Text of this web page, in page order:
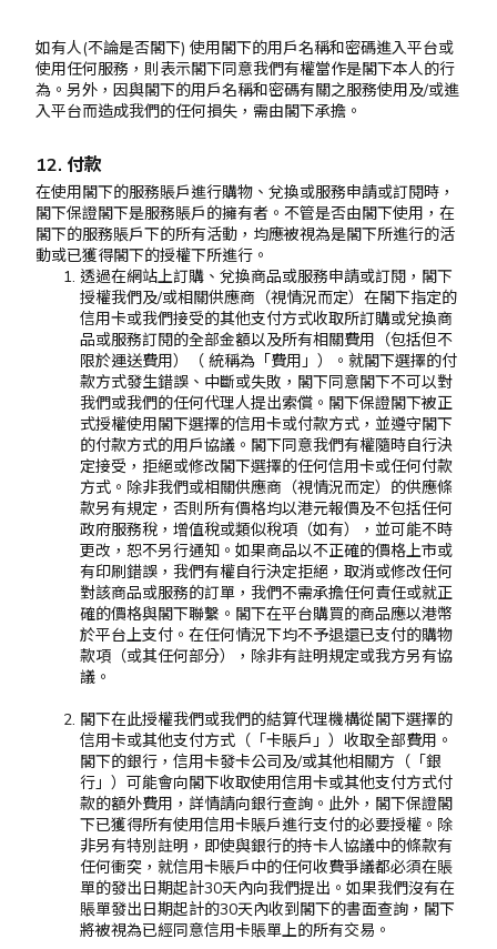
如有人(不論是否閣下) 使用閣下的用戶名稱和密碼進入平台或
使用任何服務，則表示閣下同意我們有權當作是閣下本人的行
為。另外，因與閣下的用戶名稱和密碼有關之服務使用及/或進
入平台而造成我們的任何損失，需由閣下承擔。
12. 付款
在使用閣下的服務賬戶進行購物、兌換或服務申請或訂閱時，
閣下保證閣下是服務賬戶的擁有者。不管是否由閣下使用，在
閣下的服務賬戶下的所有活動，均應被視為是閣下所進行的活
動或已獲得閣下的授權下所進行。
透過在網站上訂購、兌換商品或服務申請或訂閱，閣下
授權我們及/或相關供應商（視情況而定）在閣下指定的
信用卡或我們接受的其他支付方式收取所訂購或兌換商
品或服務訂閱的全部金額以及所有相關費用（包括但不
限於運送費用）（ 統稱為「費用」）。就閣下選擇的付
款方式發生錯誤、中斷或失敗，閣下同意閣下不可以對
我們或我們的任何代理人提出索償。閣下保證閣下被正
式授權使用閣下選擇的信用卡或付款方式，並遵守閣下
的付款方式的用戶協議。閣下同意我們有權隨時自行決
定接受，拒絕或修改閣下選擇的任何信用卡或任何付款
方式。除非我們或相關供應商（視情況而定）的供應條
款另有規定，否則所有價格均以港元報價及不包括任何
政府服務稅，增值稅或類似稅項（如有），並可能不時
更改，恕不另行通知。如果商品以不正確的價格上市或
有印刷錯誤，我們有權自行決定拒絕，取消或修改任何
對該商品或服務的訂單，我們不需承擔任何責任或就正
確的價格與閣下聯繫。閣下在平台購買的商品應以港幣
於平台上支付。在任何情況下均不予退還已支付的購物
款項（或其任何部分），除非有註明規定或我方另有協
議。
閣下在此授權我們或我們的結算代理機構從閣下選擇的
信用卡或其他支付方式（「卡賬戶」）收取全部費用。
閣下的銀行，信用卡發卡公司及/或其他相關方（「銀
行」）可能會向閣下收取使用信用卡或其他支付方式付
款的額外費用，詳情請向銀行查詢。此外，閣下保證閣
下已獲得所有使用信用卡賬戶進行支付的必要授權。除
非另有特別註明，即使與銀行的持卡人協議中的條款有
任何衝突，就信用卡賬戶中的任何收費爭議都必須在賬
單的發出日期起計30天內向我們提出。如果我們沒有在
賬單發出日期起計的30天內收到閣下的書面查詢，閣下
將被視為已經同意信用卡賬單上的所有交易。